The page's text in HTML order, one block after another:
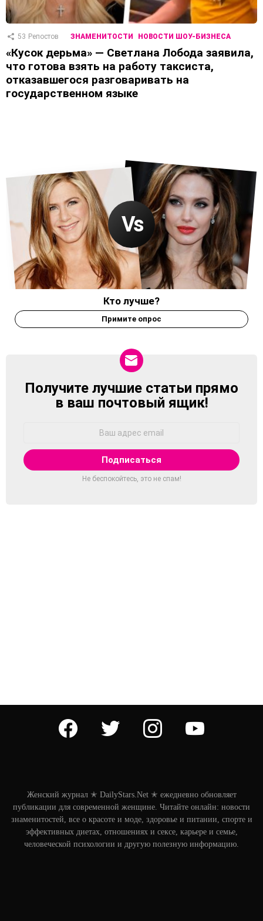
53 Репостов ЗНАМЕНИТОСТИ НОВОСТИ ШОУ-БИЗНЕСА
«Кусок дерьма» — Светлана Лобода заявила,
что готова взять на работу таксиста,
отказавшегося разговаривать на
государственном языке
Кто лучше?
Примите опрос
NEWSLETTER
Получите лучшие статьи прямо
в ваш почтовый ящик!
Не беспокойтесь, это не спам!
facebook twitter instagram
Женский журнал ✭ DailyStars.Net ✭ ежедневно обновляет
публикации для современной женщине. Читайте онлайн: новости
знаменитостей, все о красоте и моде, здоровье и питании, спорте и
эффективных диетах, отношениях и сексе, карьере и семье,
человеческой психологии и другую полезную информацию.